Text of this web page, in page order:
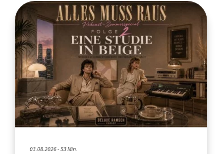
03.08.2026 - 53 Min.